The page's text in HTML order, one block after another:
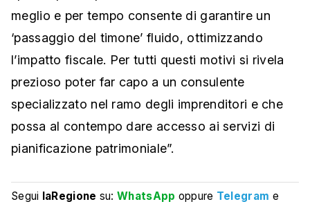
meglio e per tempo consente di garantire un
‘passaggio del timone’ fluido, ottimizzando
l’impatto fiscale. Per tutti questi motivi si rivela
prezioso poter far capo a un consulente
specializzato nel ramo degli imprenditori e che
possa al contempo dare accesso ai servizi di
pianificazione patrimoniale”.
Segui laRegione su:WhatsApp oppure Telegram e